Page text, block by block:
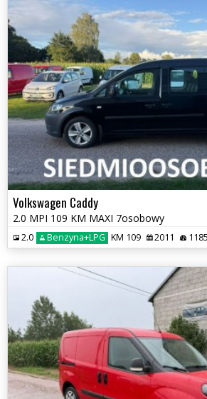
Volkswagen Caddy
2.0 MPI 109 KM MAXI 7osobowy
2.0 Benzyna+LPG KM 109 2011